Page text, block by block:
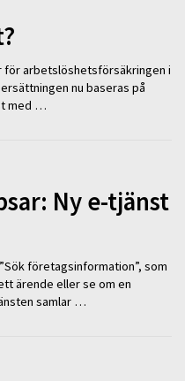
för arbetslöshetsförsäkringen i
nu baseras på
med …
Ny e-tjänst
företagsinformation”, som
ärende eller se om en
samlar …